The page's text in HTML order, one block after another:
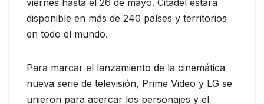
viernes hasta el 26 de mayo. Citadel estará
disponible en más de 240 países y territorios
en todo el mundo.
Para marcar el lanzamiento de la cinemática
nueva serie de televisión, Prime Video y LG se
unieron para acercar los personajes y el